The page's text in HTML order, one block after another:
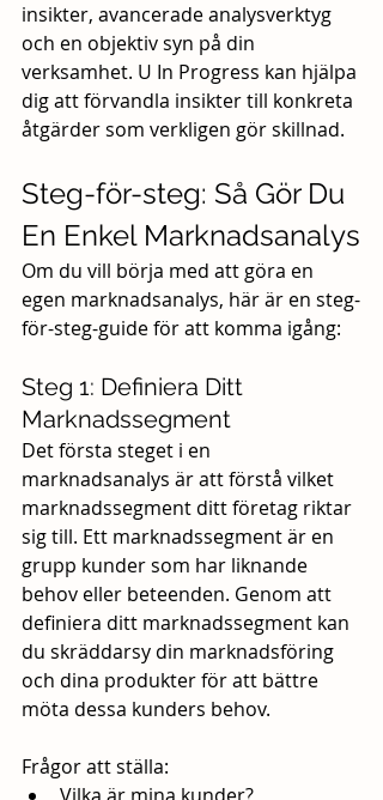
insikter, avancerade analysverktyg
och en objektiv syn på din
verksamhet. U In Progress kan hjälpa
dig att förvandla insikter till konkreta
åtgärder som verkligen gör skillnad.
Steg-för-steg: Så Gör Du
En Enkel Marknadsanalys
Om du vill börja med att göra en
egen marknadsanalys, här är en steg-
för-steg-guide för att komma igång:
Steg 1: Definiera Ditt
Marknadssegment
Det första steget i en
marknadsanalys är att förstå vilket
marknadssegment ditt företag riktar
sig till. Ett marknadssegment är en
grupp kunder som har liknande
behov eller beteenden. Genom att
definiera ditt marknadssegment kan
du skräddarsy din marknadsföring
och dina produkter för att bättre
möta dessa kunders behov.
Frågor att ställa: